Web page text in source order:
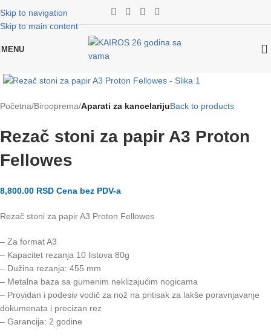
Skip to navigation
Skip to main content
MENU
Početna Birooprema Aparati za kancelarijuBack to products
Rezač stoni za papir A3 Proton
Fellowes
8,800.00 RSD Cena bez PDV-a
Rezač stoni za papir A3 Proton Fellowes
– Za format A3
– Kapacitet rezanja 10 listova 80g
– Dužina rezanja: 455 mm
– Metalna baza sa gumenim neklizajućim nogicama
– Providan i podesiv vodič za nož na pritisak za lakše poravnjavanje
dokumenata i precizan rez
– Garancija: 2 godine